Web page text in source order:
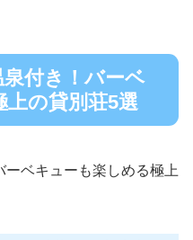
付き！バーベ
の貸別荘5選
ベキューも楽しめる極上